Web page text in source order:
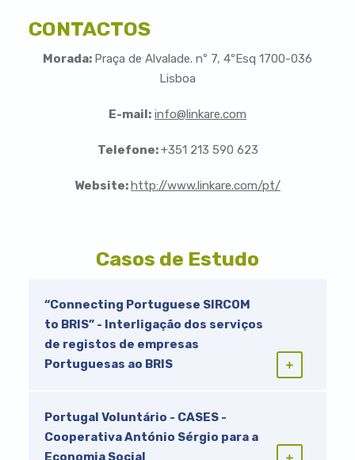
CONTACTOS
Morada: Praça de Alvalade. nº 7, 4ºEsq 1700-036
Lisboa
E-mail: info@linkare.com
Telefone:+351 213 590 623
Website:http://www.linkare.com/pt/
Casos de Estudo
“Connecting Portuguese SIRCOM
to BRIS” - Interligação dos serviços
de registos de empresas
Portuguesas ao BRIS
Portugal Voluntário - CASES -
Cooperativa António Sérgio para a
Economia Social